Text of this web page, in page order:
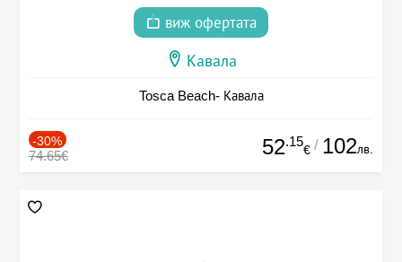
виж офертата
Кавала
Tosca Beach- Кавала
-30%
74.65€ 52.15
€ / 102лв.